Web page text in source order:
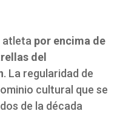
atleta por encima de
del
. La regularidad de
cultural que se
de la década